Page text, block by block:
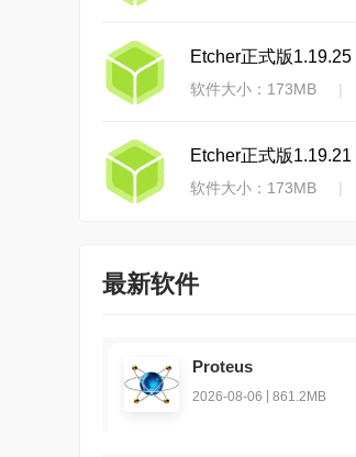
Etcher正式版1.19.25
软件大小：173MB |
Etcher正式版1.19.21
软件大小：173MB |
最新软件
Proteus
2026-08-06 861.2MB